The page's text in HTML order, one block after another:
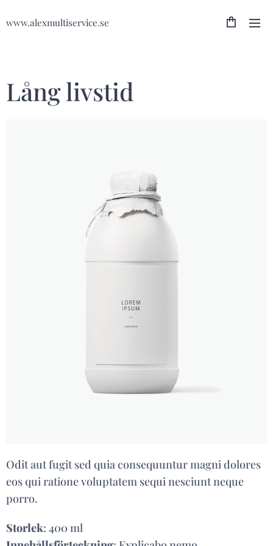
www.alexmultiservice.se
Lång livstid
Odit aut fugit sed quia consequuntur magni dolores
eos qui ratione voluptatem sequi nesciunt neque
porro.
Storlek: 400 ml